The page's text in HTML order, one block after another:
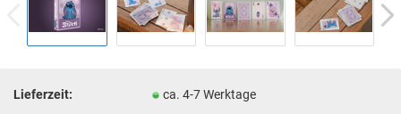
Lieferzeit: ca. 4-7 Werktage